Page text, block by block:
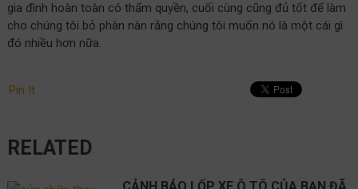
gia đình hoàn toàn có thẩm quyền, cuối cùng cũng đủ tốt để làm
cho chúng tôi bỏ phàn nàn rằng chúng tôi muốn nó là một cái gì
đó nhiều hơn nữa.
Pin It
RELATED